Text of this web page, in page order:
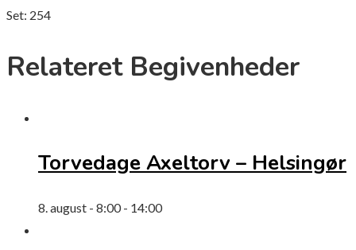
Set: 254
Relateret Begivenheder
Torvedage Axeltorv – Helsingør
8. august - 8:00- 14:00